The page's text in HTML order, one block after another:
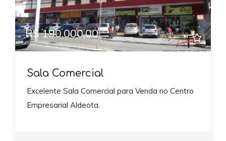
R$ 190.000,00
Sala Comercial
Excelente Sala Comercial para Venda no Centro
Empresarial Aldeota.